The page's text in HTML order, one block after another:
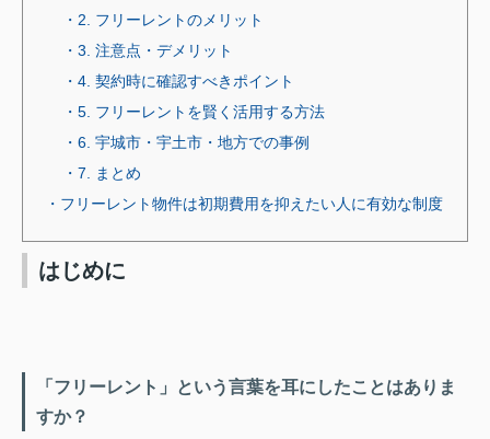
・2. フリーレントのメリット
・3. 注意点・デメリット
・4. 契約時に確認すべきポイント
・5. フリーレントを賢く活用する方法
・6. 宇城市・宇土市・地方での事例
・7. まとめ
・フリーレント物件は初期費用を抑えたい人に有効な制度
はじめに
「フリーレント」という言葉を耳にしたことはありま
すか？